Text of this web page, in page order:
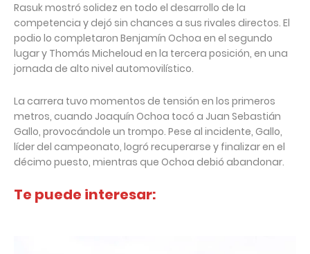
Rasuk mostró solidez en todo el desarrollo de la
competencia y dejó sin chances a sus rivales directos. El
podio lo completaron Benjamín Ochoa en el segundo
lugar y Thomás Micheloud en la tercera posición, en una
jornada de alto nivel automovilístico.
La carrera tuvo momentos de tensión en los primeros
metros, cuando Joaquín Ochoa tocó a Juan Sebastián
Gallo, provocándole un trompo. Pese al incidente, Gallo,
líder del campeonato, logró recuperarse y finalizar en el
décimo puesto, mientras que Ochoa debió abandonar.
Te puede interesar: